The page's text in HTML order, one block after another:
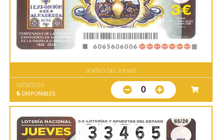
SORTEO DEL JUEVES
13/08/2026
5 DISPONIBLES 0